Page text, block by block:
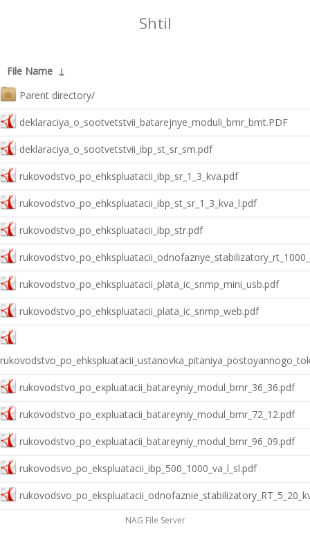
Shtil
File Name ↓
Parent directory/
deklaraciya_o_sootvetstvii_batarejnye_moduli_bmr_bmt.PDF
deklaraciya_o_sootvetstvii_ibp_st_sr_sm.pdf
rukovodstvo_po_ehkspluatacii_ibp_sr_1_3_kva.pdf
rukovodstvo_po_ehkspluatacii_ibp_st_sr_1_3_kva_l.pdf
rukovodstvo_po_ehkspluatacii_ibp_str.pdf
rukovodstvo_po_ehkspluatacii_plata_ic_snmp_mini_usb.pdf
rukovodstvo_po_ehkspluatacii_plata_ic_snmp_web.pdf
rukovodstvo_po_expluatacii_batareyniy_modul_bmr_36_36.pdf
rukovodstvo_po_expluatacii_batareyniy_modul_bmr_72_12.pdf
rukovodstvo_po_expluatacii_batareyniy_modul_bmr_96_09.pdf
rukovodsvo_po_ekspluatacii_ibp_500_1000_va_l_sl.pdf
NAG File Server